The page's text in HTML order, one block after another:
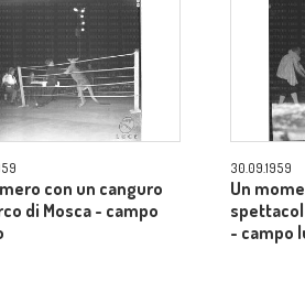
con un canguro
di Mosca - campo
30.09.1959
Un
- campo